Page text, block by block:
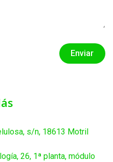
Envia​​​​r
s/n, 18613 Motril
26, 1ª planta, módulo